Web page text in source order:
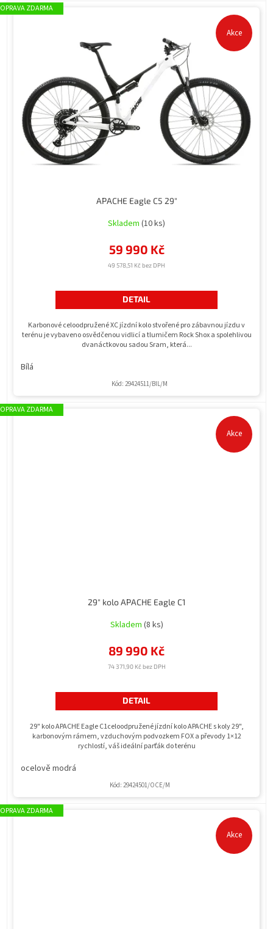
Akce
ZDARMA
APACHE Eagle C5 29"
Skladem (10 ks)
49 578,51 Kč bez DPH
59 990 Kč
DETAIL
Karbonové celoodpružené XC jízdní kolo stvořené pro zábavnou jízdu v
terénu je vybaveno osvědčenou vidlicí a tlumičem Rock Shox a spolehlivou
dvanáctkovou sadou Sram, která...
Bílá
Kód: 29424511/BIL/M
Akce
ZDARMA
29" kolo APACHE Eagle C1
Skladem (8 ks)
74 371,90 Kč bez DPH
89 990 Kč
DETAIL
29" kolo APACHE Eagle C1celoodpružené jízdní kolo APACHE s koly 29",
karbonovým rámem, vzduchovým podvozkem FOX a převody 1×12
rychlostí, váš ideální parťák do terénu
ocelově modrá
Kód: 29424501/OCE/M
Akce
ZDARMA